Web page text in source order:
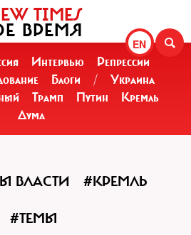
EN
TIMES
ВРЕМЯ
Интервью
Репрессии
Блоги /
Украина
Трамп Путин
Кремль
Дума
ВЛАСТИ #КРЕМЛЬ
#ТЕМЫ